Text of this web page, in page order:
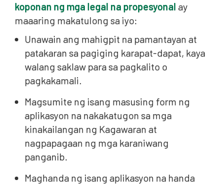
koponan ng mga legal na propesyonal ay
maaaring makatulong sa iyo:
Unawain ang mahigpit na pamantayan at
patakaran sa pagiging karapat-dapat, kaya
walang saklaw para sa pagkalito o
pagkakamali.
Magsumite ng isang masusing form ng
aplikasyon na nakakatugon sa mga
kinakailangan ng Kagawaran at
nagpapagaan ng mga karaniwang
panganib.
Maghanda ng isang aplikasyon na handa